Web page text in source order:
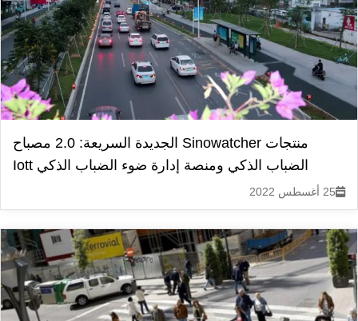
منتجات Sinowatcher الجديدة السريعة: 2.0 مصباح
الضباب الذكي ومنصة إدارة ضوء الضباب الذكي Iott
25 أغسطس 2022